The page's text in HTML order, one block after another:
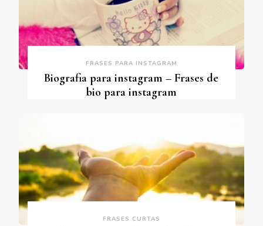
FRASES PARA INSTAGRAM
Biografia para instagram – Frases de
bio para instagram
FRASES CURTAS